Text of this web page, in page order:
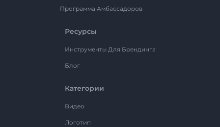
Программа Амбассадоров
Ресурсы
Инструменты Для Брендинга
Блог
Категории
Видео
Логотип